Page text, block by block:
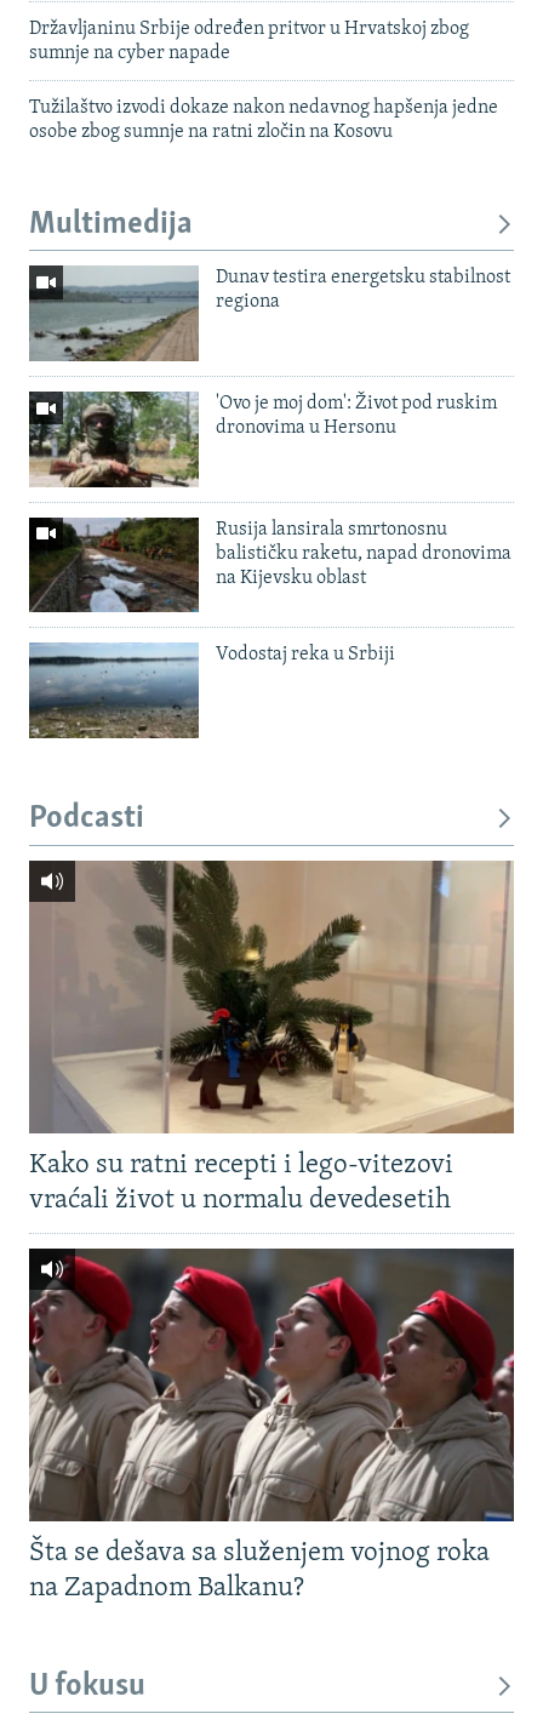
Državljaninu Srbije određen pritvor u Hrvatskoj zbog
sumnje na cyber napade
Tužilaštvo izvodi dokaze nakon nedavnog hapšenja jedne
osobe zbog sumnje na ratni zločin na Kosovu
Multimedija
Dunav testira energetsku stabilnost
regiona
'Ovo je moj dom': Život pod ruskim
dronovima u Hersonu
Rusija lansirala smrtonosnu
balističku raketu, napad dronovima
na Kijevsku oblast
Vodostaj reka u Srbiji
Podcasti
Kako su ratni recepti i lego-vitezovi
vraćali život u normalu devedesetih
Šta se dešava sa služenjem vojnog roka
na Zapadnom Balkanu?
U fokusu